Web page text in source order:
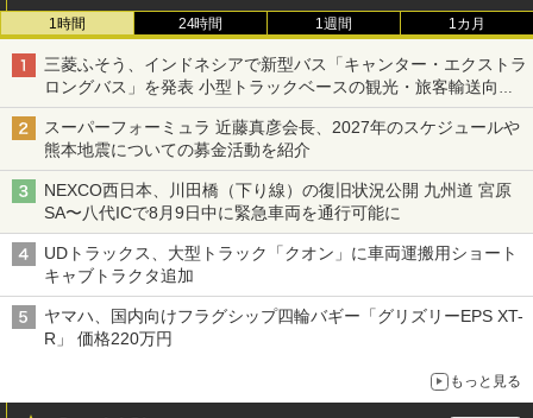
1時間 24時間 1週間 1カ月
三菱ふそう、インドネシアで新型バス「キャンター・エクストラ
ロングバス」を発表 小型トラックベースの観光・旅客輸送向け
バス
スーパーフォーミュラ 近藤真彦会長、2027年のスケジュールや
熊本地震についての募金活動を紹介
NEXCO西日本、川田橋（下り線）の復旧状況公開 九州道 宮原
SA〜八代ICで8月9日中に緊急車両を通行可能に
UDトラックス、大型トラック「クオン」に車両運搬用ショート
キャブトラクタ追加
ヤマハ、国内向けフラグシップ四輪バギー「グリズリーEPS XT-
R」 価格220万円
もっと見る